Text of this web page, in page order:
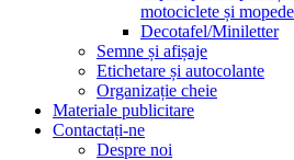
motociclete și mopede
Decotafel/Miniletter
Semne și afișaje
Etichetare și autocolante
Organizație cheie
Materiale publicitare
Contactați-ne
Despre noi